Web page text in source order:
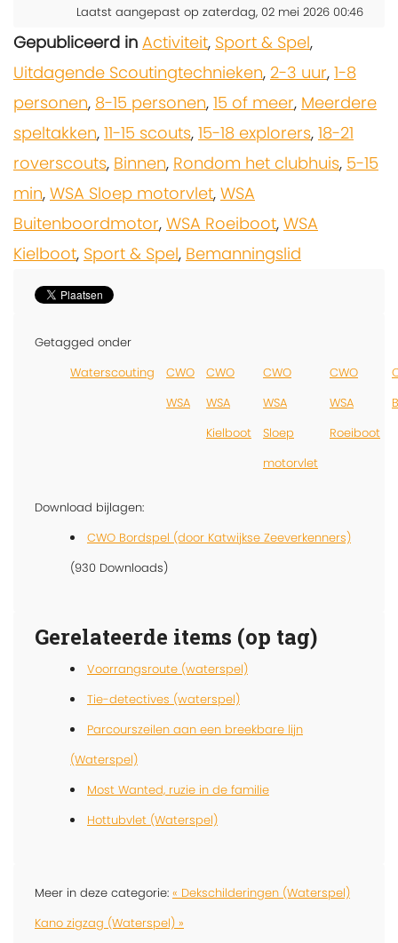
Laatst aangepast op zaterdag, 02 mei 2026 00:46
Gepubliceerd in Activiteit, Sport & Spel,
Uitdagende Scoutingtechnieken, 2-3 uur, 1-8
personen, 8-15 personen, 15 of meer, Meerdere
speltakken, 11-15 scouts, 15-18 explorers, 18-21
roverscouts, Binnen, Rondom het clubhuis, 5-15
min, WSA Sloep motorvlet, WSA
Buitenboordmotor, WSA Roeiboot, WSA
Kielboot, Sport & Spel, Bemanningslid
Getagged onder
Waterscouting
CWO
WSA
CWO
WSA
Kielboot
CWO
WSA
Sloep
motorvlet
CWO
WSA
Roeiboot
Download bijlagen:
CWO Bordspel (door Katwijkse Zeeverkenners)
(930 Downloads)
Gerelateerde items (op tag)
Voorrangsroute (waterspel)
Tie-detectives (waterspel)
Parcourszeilen aan een breekbare lijn
(Waterspel)
Most Wanted, ruzie in de familie
Hottubvlet (Waterspel)
Meer in deze categorie: « Dekschilderingen (Waterspel)
Kano zigzag (Waterspel) »